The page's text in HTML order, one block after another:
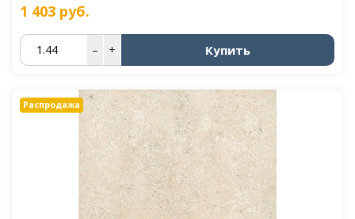
1 403 руб.
– + Купить
Распродажа